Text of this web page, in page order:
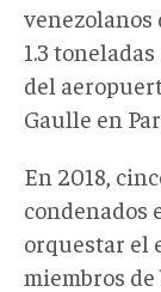
venezolanos
1.3
del
Gaulle en
En 2018,
condenados
orquestar el
miembros